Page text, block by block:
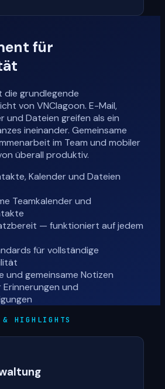
für
die grundlegende
von VNClagoon. E-Mail,
und Dateien greifen als ein
ineinander. Gemeinsame
im Team und mobiler
überall produktiv.
Kalender und Dateien
Teamkalender und
— funktioniert auf jedem
für vollständige
und gemeinsame Notizen
und
& HIGHLIGHTS